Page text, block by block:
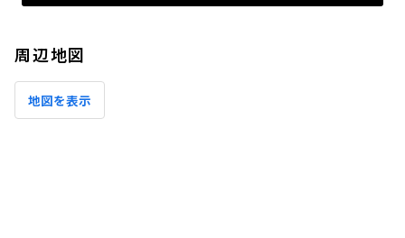
周辺地図
地図を表示